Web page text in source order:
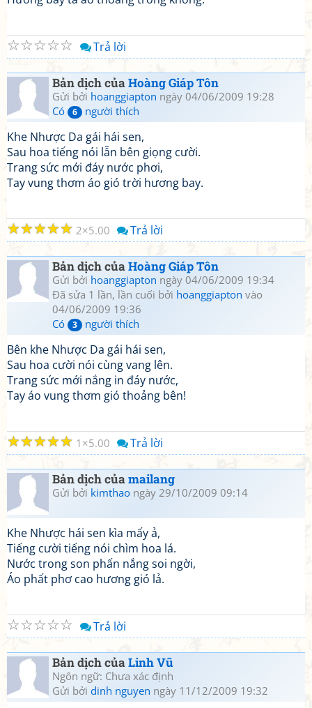
☆
☆
☆
☆
☆ Trả lời
Bản dịch củaHoàng Giáp Tôn
Gửi bởi hoanggiapton ngày 04/06/2009 19:28
Có
6 người thích
Khe Nhược Da gái hái sen,
Sau hoa tiếng nói lẫn bên giọng cười.
Trang sức mới đáy nước phơi,
Tay vung thơm áo gió trời hương bay.
☆
☆
☆
☆
☆ 2 5.00 Trả lời
Bản dịch củaHoàng Giáp Tôn
Gửi bởi hoanggiapton ngày 04/06/2009 19:34
Đã sửa 1 lần, lần cuối bởi hoanggiapton vào
04/06/2009 19:36
Có
3 người thích
Bên khe Nhược Da gái hái sen,
Sau hoa cười nói cùng vang lên.
Trang sức mới nắng in đáy nước,
Tay áo vung thơm gió thoảng bên!
☆
☆
☆
☆
☆ 1 5.00 Trả lời
Bản dịch củamailang
Gửi bởi kimthao ngày 29/10/2009 09:14
Khe Nhược hái sen kìa mấy ả,
Tiếng cười tiếng nói chìm hoa lá.
Nước trong son phấn nắng soi ngời,
Áo phất phơ cao hương gió lả.
☆
☆
☆
☆
☆ Trả lời
Bản dịch củaLinh Vũ
Ngôn ngữ: Chưa xác định
Gửi bởi dinh nguyen ngày 11/12/2009 19:32